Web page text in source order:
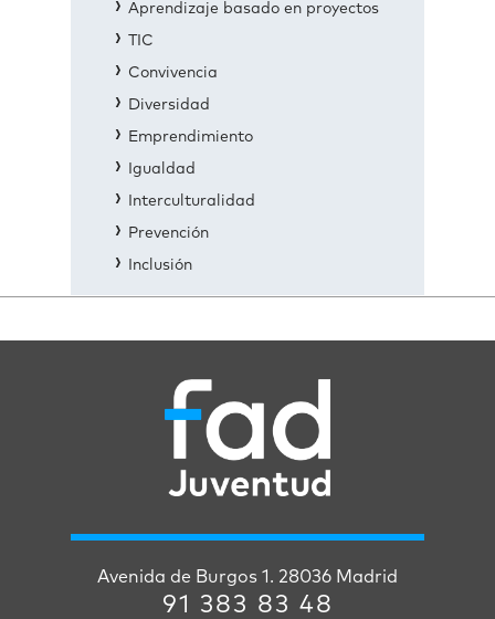
Aprendizaje basado en proyectos
TIC
Convivencia
Diversidad
Emprendimiento
Igualdad
Interculturalidad
Prevención
Inclusión
Avenida de Burgos 1. 28036 Madrid
91 383 83 48